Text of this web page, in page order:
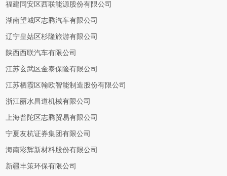
福建同安区西联能源股份有限公司
湖南望城区志腾汽车有限公司
辽宁皇姑区杉隆旅游有限公司
陕西西联汽车有限公司
江苏玄武区金泰保险有限公司
江苏栖霞区翰欧智能制造股份有限公司
浙江丽水昌道机械有限公司
上海普陀区志腾贸易有限公司
宁夏友杭证券集团有限公司
海南彩辉新材料股份有限公司
新疆丰策环保有限公司